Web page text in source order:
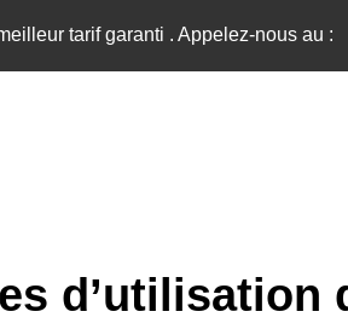
tarif garanti . Appelez-nous au :
d’utilisation